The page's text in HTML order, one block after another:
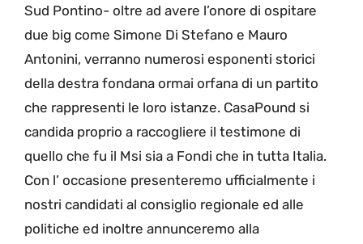
Sud Pontino- oltre ad avere l’onore di ospitare
due big come Simone Di Stefano e Mauro
Antonini, verranno numerosi esponenti storici
della destra fondana ormai orfana di un partito
che rappresenti le loro istanze. CasaPound si
candida proprio a raccogliere il testimone di
quello che fu il Msi sia a Fondi che in tutta Italia.
Con l’ occasione presenteremo ufficialmente i
nostri candidati al consiglio regionale ed alle
politiche ed inoltre annunceremo alla